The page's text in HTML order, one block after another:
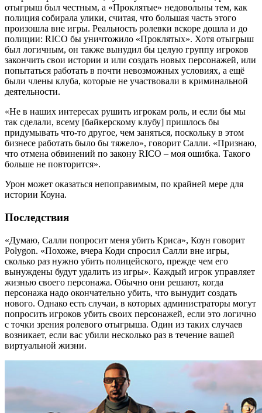
отыгрыш был честным, а «Проклятые» недовольны тем, как
полиция собирала улики, считая, что большая часть этого
произошла вне игры. Реальность ролевки вскоре дошла и до
полиции: RICO бы уничтожило «Проклятых». Хотя отыгрыш
был логичным, он также вынудил бы целую группу игроков
закончить свои истории и или создать новых персонажей, или
попытаться работать в почти невозможных условиях, а ещё
были члены клуба, которые не участвовали в криминальной
деятельности.
«Не в наших интересах рушить игрокам роль, и если бы мы
так сделали, всему [байкерскому клубу] пришлось бы
придумывать что-то другое, чем заняться, поскольку в этом
бизнесе работать было бы тяжело», говорит Салли. «Признаю,
что отмена обвинений по закону RICO – моя ошибка. Такого
больше не повторится».
Урон может оказаться непоправимым, по крайней мере для
истории Коуна.
Последствия
«Думаю, Салли попросит меня убить Криса», Коун говорит
Polygon. «Похоже, вчера Коди спросил Салли вне игры,
сколько раз нужно убить полицейского, прежде чем его
вынуждены будут удалить из игры». Каждый игрок управляет
жизнью своего персонажа. Обычно они решают, когда
персонажа надо окончательно убить, что вынудит создать
нового. Однако есть случаи, в которых администраторы могут
попросить игроков убить своих персонажей, если это логично
с точки зрения ролевого отыгрыша. Один из таких случаев
возникает, если вас убили несколько раз в течение вашей
виртуальной жизни.